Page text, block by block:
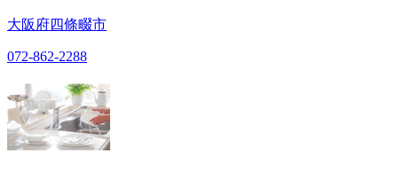
大阪府四條畷市
072-862-2288